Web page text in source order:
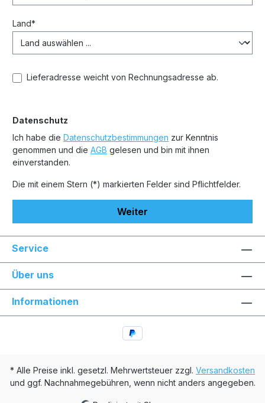
Land*
Lieferadresse weicht von Rechnungsadresse ab.
Datenschutz
Ich habe die Datenschutzbestimmungen zur Kenntnis
genommen und die AGB gelesen und bin mit ihnen
einverstanden.
Die mit einem Stern (*) markierten Felder sind Pflichtfelder.
Weiter
Service
Über uns
Informationen
* Alle Preise inkl. gesetzl. Mehrwertsteuer zzgl. Versandkosten
und ggf. Nachnahmegebühren, wenn nicht anders angegeben.